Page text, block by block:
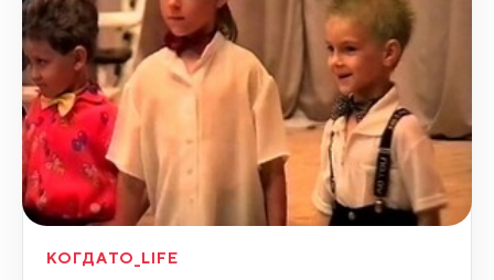
КОГДАТО_LIFE